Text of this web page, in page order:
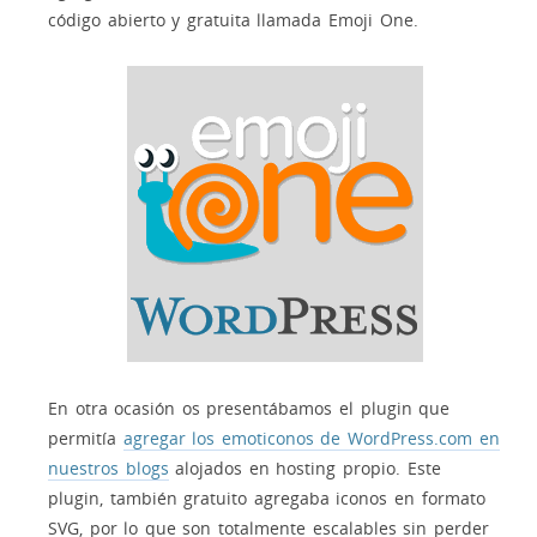
código abierto y gratuita llamada Emoji One.
En otra ocasión os presentábamos el plugin que
permitía agregar los emoticonos de WordPress.com en
nuestros blogs alojados en hosting propio. Este
plugin, también gratuito agregaba iconos en formato
SVG, por lo que son totalmente escalables sin perder